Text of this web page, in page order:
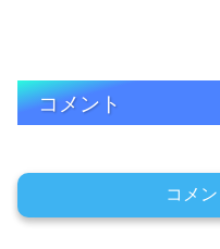
コメント
コメ